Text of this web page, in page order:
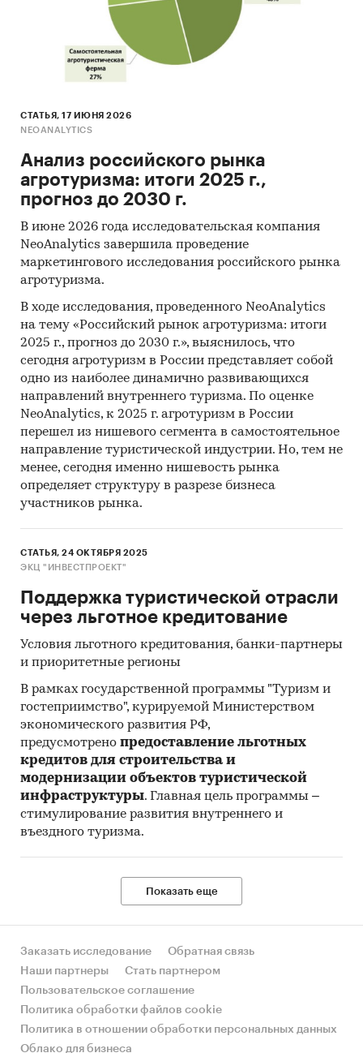
СТАТЬЯ, 17 ИЮНЯ 2026
NEOANALYTICS
Анализ российского рынка
агротуризма: итоги 2025 г.,
прогноз до 2030 г.
В июне 2026 года исследовательская компания
NeoAnalytics завершила проведение
маркетингового исследования российского рынка
агротуризма.
В ходе исследования, проведенного NeoAnalytics
на тему «Российский рынок агротуризма: итоги
2025 г., прогноз до 2030 г.», выяснилось, что
сегодня агротуризм в России представляет собой
одно из наиболее динамично развивающихся
направлений внутреннего туризма. По оценке
NeoAnalytics, к 2025 г. агротуризм в России
перешел из нишевого сегмента в самостоятельное
направление туристической индустрии. Но, тем не
менее, сегодня именно нишевость рынка
определяет структуру в разрезе бизнеса
участников рынка.
СТАТЬЯ, 24 ОКТЯБРЯ 2025
ЭКЦ "ИНВЕСТПРОЕКТ"
Поддержка туристической отрасли
через льготное кредитование
Условия льготного кредитования, банки-партнеры
и приоритетные регионы
В рамках государственной программы "Туризм и
гостеприимство", курируемой Министерством
экономического развития РФ,
предусмотрено предоставление льготных
кредитов для строительства и
модернизации объектов туристической
инфраструктуры. Главная цель программы –
стимулирование развития внутреннего и
въездного туризма.
Показать еще
Заказать исследование
Обратная связь
Наши партнеры
Стать партнером
Пользовательское соглашение
Политика обработки файлов cookie
Политика в отношении обработки персональных данных
Облако для бизнеса